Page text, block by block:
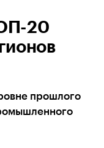
20
прошлого